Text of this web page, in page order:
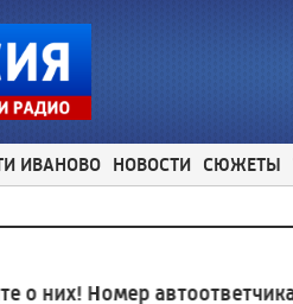
ИВАНОВО НОВОСТИ СЮЖЕТЫ
Номер автоответчика:8